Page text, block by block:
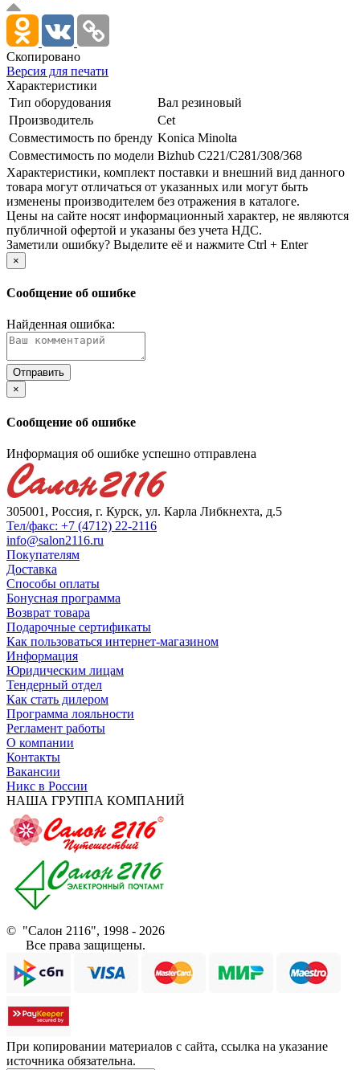
Скопировано
Версия для печати
Характеристики
Тип оборудования
Вал резиновый
Производитель
Cet
Совместимость по бренду Konica Minolta
Совместимость по модели Bizhub C221/­C281/­308/­368
Xарактеристики, комплект поставки и внешний вид данного
товара могут отличаться от указанных или могут быть
изменены производителем без отражения в каталоге.
Цены на сайте носят информационный характер, не являются
публичной офертой и указаны без учета НДС.
Заметили ошибку? Выделите её и нажмите Ctrl + Enter
×
Сообщение об ошибке
Найденная ошибка:
×
Сообщение об ошибке
Информация об ошибке успешно отправлена
305001, Россия, г. Курск, ул. Карла Либкнехта, д.5
Тел/факс: +7 (4712) 22-2116
info@salon2116.ru
Покупателям
Доставка
Способы оплаты
Бонусная программа
Возврат товара
Подарочные сертификаты
Как пользоваться интернет-магазином
Информация
Юридическим лицам
Тендерный отдел
Как стать дилером
Программа лояльности
Регламент работы
О компании
Контакты
Вакансии
Никс в России
НАША ГРУППА КОМПАНИЙ
© "Салон 2116", 1998 - 2026
Все права защищены.
При копировании материалов с сайта, ссылка на указание
источника обязательна.